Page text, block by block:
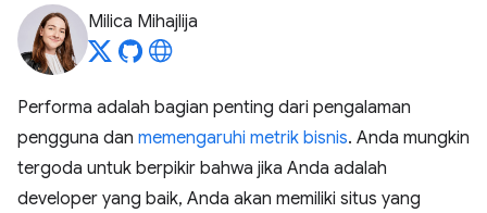
Milica Mihajlija
Performa adalah bagian penting dari pengalaman
pengguna dan memengaruhi metrik bisnis. Anda mungkin
tergoda untuk berpikir bahwa jika Anda adalah
developer yang baik, Anda akan memiliki situs yang